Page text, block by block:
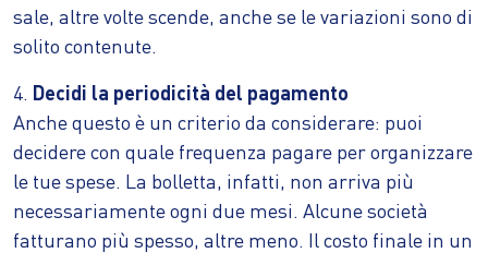
sale, altre volte scende, anche se le variazioni sono di
solito contenute.
4. Decidi la periodicità del pagamento
Anche questo è un criterio da considerare: puoi
decidere con quale frequenza pagare per organizzare
le tue spese. La bolletta, infatti, non arriva più
necessariamente ogni due mesi. Alcune società
fatturano più spesso, altre meno. Il costo finale in un